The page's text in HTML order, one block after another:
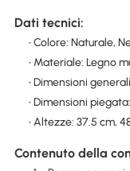
Dati tecnici:
• Colore: Naturale,
• Materiale: Legno
• Dimensioni
• Dimensioni
• Altezze: 37.5 cm,
Contenuto della